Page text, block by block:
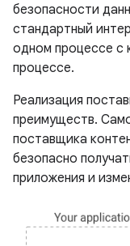
безопасности
стандартный
одном процессе с
процессе.
Реализация
преимуществ.
поставщика
безопасно
приложения и